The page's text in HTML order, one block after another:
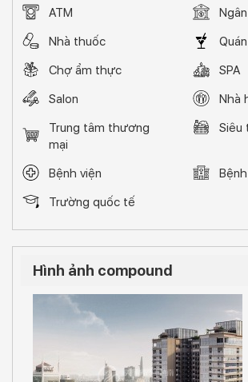
tầm mắt tại tầng 25, tận hưởng những
bên Sky Club thời thượng, hồ bơi vô cực
phòng gym hiện đại, Jacuzzi thư giãn,
bar lộng gió trên không – những đặc
cho Quý chủ nhân tinh hoa của The Marq.
ATM
Nhà thuốc
Chợ ẩm thực
SPA
Salon
Nhà
Trung tâm thương
mại
Siêu
Bệnh viện
Trường quốc tế
Hình ảnh compound